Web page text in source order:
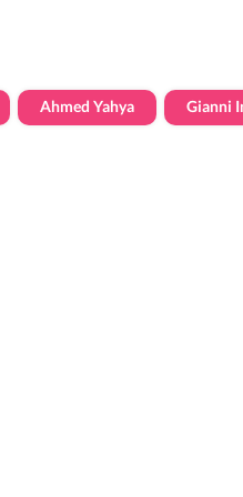
Ahmed Yahya Gianni